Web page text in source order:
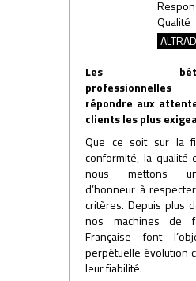
Qualité
Les
professionnelles
répondre aux
clients les plus
Que ce soit sur la
conformité, la qualité
nous mettons
d’honneur à
critères. Depuis plus
nos machines de
Française font
perpétuelle évolution
leur fiabilité.